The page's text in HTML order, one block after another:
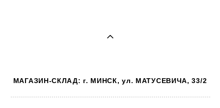
МАГАЗИН-СКЛАД: г. МИНСК, ул. МАТУСЕВИЧА, 33/2